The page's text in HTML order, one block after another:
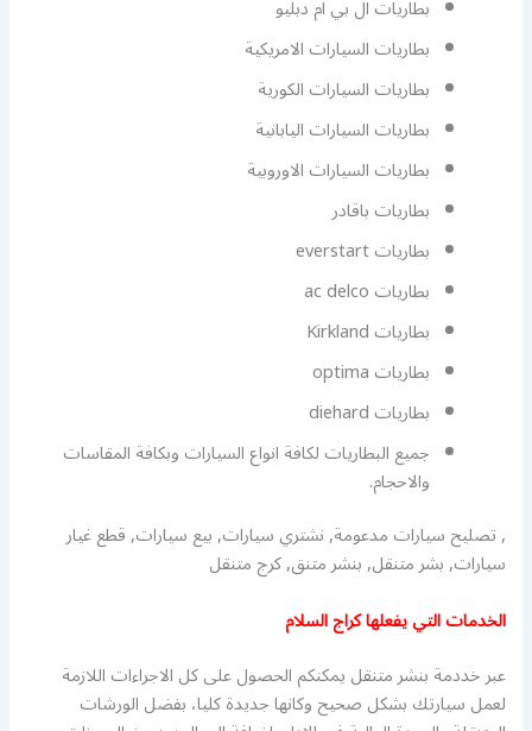
بطاريات ال بي ام دبليو
بطاريات السيارات الامريكية
بطاريات السيارات الكورية
بطاريات السيارات اليابانية
بطاريات السيارات الاوروبية
بطاريات باقادر
بطاريات everstart
بطاريات ac delco
بطاريات Kirkland
بطاريات optima
بطاريات diehard
جميع البطاريات لكافة انواع السيارات وبكافة المقاسات
والاحجام.
, تصليح سيارات مدعومة, نشتري سيارات, بيع سيارات, قطع غيار
سيارات, بشر متنقل, بنشر متنق, كرج متنقل
الخدمات التي يفعلها كراج السلام
عبر خددمة بنشر متنقل يمكنكم الحصول على كل الاجراءات اللازمة
لعمل سيارتك بشكل صحيح وكانها جديدة كليا، بفضل الورشات